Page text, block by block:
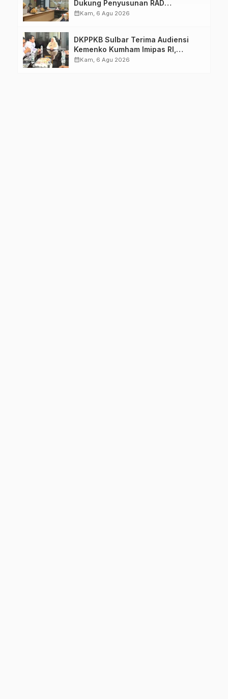
Dukung Penyusunan RAD
TPB/SDGs Sulawesi Barat
calendar_monthKam, 6 Agu 2026
DKPPKB Sulbar Terima Audiensi
Kemenko Kumham Imipas RI,
Perkuat Pelayanan Kesehatan bagi
calendar_monthKam, 6 Agu 2026